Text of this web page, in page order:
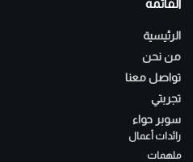
القائمة
الرئيسية
من نحن
تواصل معنا
تجربتي
سوبر حواء
رائدات أعمال
ملهمات